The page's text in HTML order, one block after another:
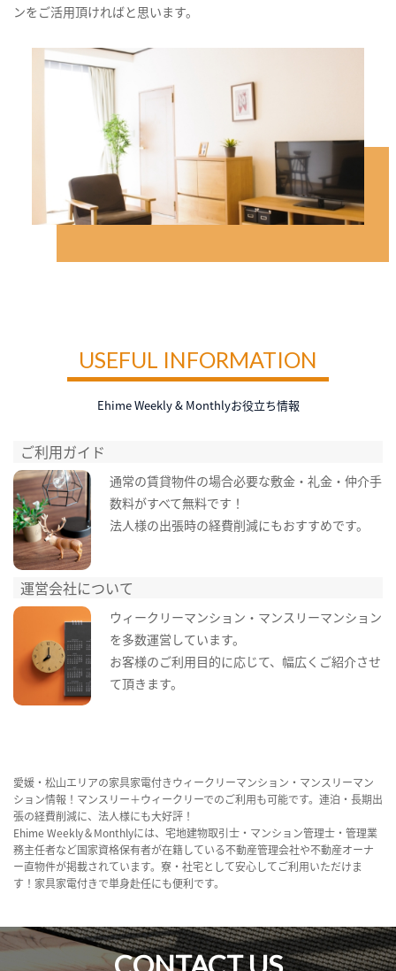
ンをご活用頂ければと思います。
USEFUL INFORMATION
Ehime Weekly & Monthlyお役立ち情報
ご利用ガイド
通常の賃貸物件の場合必要な敷金・礼金・仲介手
数料がすべて無料です！
法人様の出張時の経費削減にもおすすめです。
運営会社について
ウィークリーマンション・マンスリーマンション
を多数運営しています。
お客様のご利用目的に応じて、幅広くご紹介させ
て頂きます。
愛媛・松山エリアの家具家電付きウィークリーマンション・マンスリーマン
ション情報！マンスリー＋ウィークリーでのご利用も可能です。連泊・長期出
張の経費削減に、法人様にも大好評！
Ehime Weekly＆Monthlyには、宅地建物取引士・マンション管理士・管理業
務主任者など国家資格保有者が在籍している不動産管理会社や不動産オーナ
ー直物件が掲載されています。寮・社宅として安心してご利用いただけま
す！家具家電付きで単身赴任にも便利です。